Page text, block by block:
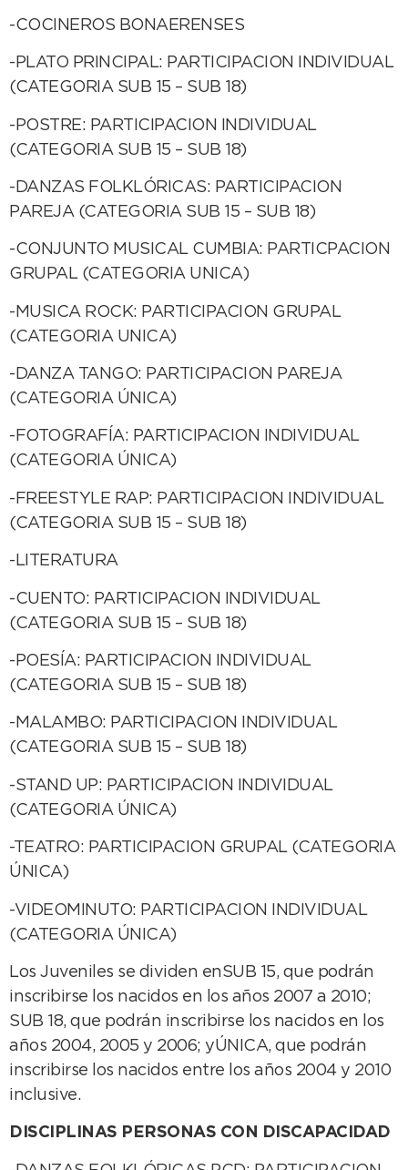
-COCINEROS BONAERENSES
-PLATO PRINCIPAL: PARTICIPACION INDIVIDUAL
(CATEGORIA SUB 15 – SUB 18)
-POSTRE: PARTICIPACION INDIVIDUAL
(CATEGORIA SUB 15 – SUB 18)
-DANZAS FOLKLÓRICAS: PARTICIPACION
PAREJA (CATEGORIA SUB 15 – SUB 18)
-CONJUNTO MUSICAL CUMBIA: PARTICPACION
GRUPAL (CATEGORIA UNICA)
-MUSICA ROCK: PARTICIPACION GRUPAL
(CATEGORIA UNICA)
-DANZA TANGO: PARTICIPACION PAREJA
(CATEGORIA ÚNICA)
-FOTOGRAFÍA: PARTICIPACION INDIVIDUAL
(CATEGORIA ÚNICA)
-FREESTYLE RAP: PARTICIPACION INDIVIDUAL
(CATEGORIA SUB 15 – SUB 18)
-LITERATURA
-CUENTO: PARTICIPACION INDIVIDUAL
(CATEGORIA SUB 15 – SUB 18)
-POESÍA: PARTICIPACION INDIVIDUAL
(CATEGORIA SUB 15 – SUB 18)
-MALAMBO: PARTICIPACION INDIVIDUAL
(CATEGORIA SUB 15 – SUB 18)
-STAND UP: PARTICIPACION INDIVIDUAL
(CATEGORIA ÚNICA)
-TEATRO: PARTICIPACION GRUPAL (CATEGORIA
ÚNICA)
-VIDEOMINUTO: PARTICIPACION INDIVIDUAL
(CATEGORIA ÚNICA)
Los Juveniles se dividen enSUB 15, que podrán
inscribirse los nacidos en los años 2007 a 2010;
SUB 18, que podrán inscribirse los nacidos en los
años 2004, 2005 y 2006; yÚNICA, que podrán
inscribirse los nacidos entre los años 2004 y 2010
inclusive.
DISCIPLINAS PERSONAS CON DISCAPACIDAD